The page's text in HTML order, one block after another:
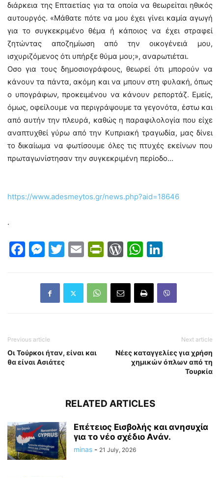
διάρκεια της Επταετίας για τα οποία να θεωρείται ηθικός
αυτουργός. «Μάθατε πότε να μου έχει γίνει καμία αγωγή
για το συγκεκριμένο θέμα ή κάποιος να έχει στραφεί
ζητώντας αποζημίωση από την οικογένειά μου,
ισχυριζόμενος ότι υπήρξε θύμα μου;», αναρωτιέται.
Οσο για τους δημοσιογράφους, θεωρεί ότι μπορούν να
κάνουν τα πάντα, ακόμη και να μπουν στη φυλακή, όπως
ο υπογράφων, προκειμένου να κάνουν ρεπορτάζ. Εμείς,
όμως, οφείλουμε να περιγράψουμε τα γεγονότα, έστω και
από αυτήν την πλευρά, καθώς η παραφιλολογία που είχε
αναπτυχθεί γύρω από την Κυπριακή τραγωδία, μας δίνει
το δικαίωμα να φωτίσουμε όλες τις πτυχές εκείνων που
πρωταγωνίστησαν την συγκεκριμένη περίοδο…
https://www.adesmeytos.gr/news.php?aid=18646
.
Facebook
Messenger
Twitter
EmailPrintFriendly
WordPress
WhatsApp
Previous article
Οι Τούρκοι ήταν, είναι και
θα είναι Ασιάτες
Next article
Νέες καταγγελίες για χρήση
χημικών όπλων από τη
Τουρκία
RELATED ARTICLES
Επέτειος Εισβολής και ανησυχία
για το νέο σχέδιο Ανάν.
minas - 21 July, 2026